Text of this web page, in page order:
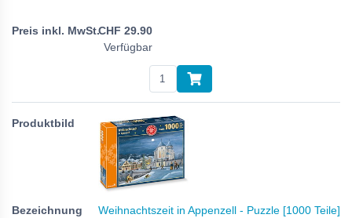
CHF 29.90
Verfügbar
Weihnachtszeit in Appenzell - Puzzle [1000 Teile]